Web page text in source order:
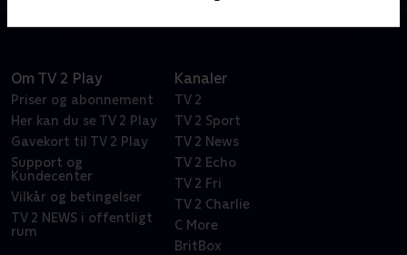
Om TV 2 Play
Priser og abonnement
Her kan du se TV 2 Play
Gavekort til TV 2 Play
Support og
Kundecenter
Vilkår og betingelser
TV 2 NEWS i offentligt
rum
Kanaler
TV 2
TV 2 Sport
TV 2 News
TV 2 Echo
TV 2 Fri
TV 2 Charlie
C More
BritBox